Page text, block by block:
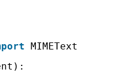
MIMEText